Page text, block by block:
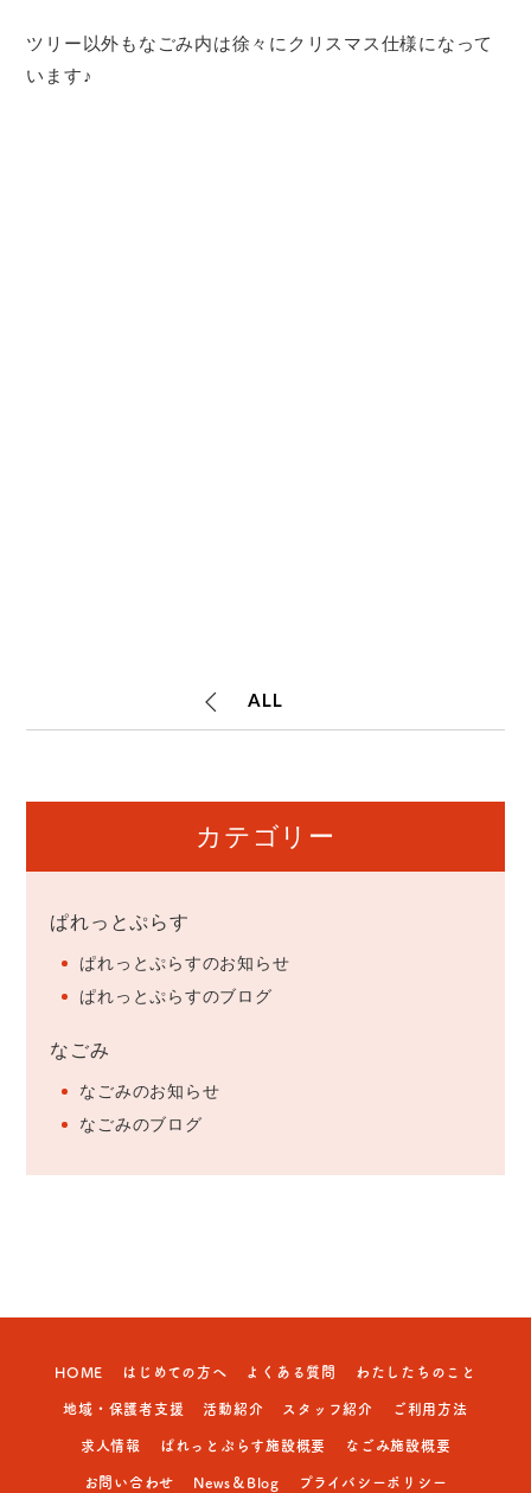
ツリー以外もなごみ内は徐々にクリスマス仕様になって
います♪
ALL
カテゴリー
ぱれっとぷらす
ぱれっとぷらすのお知らせ
ぱれっとぷらすのブログ
なごみ
なごみのお知らせ
なごみのブログ
HOME はじめての方へ よくある質問
わたしたちのこと
地域・保護者支援
活動紹介 スタッフ紹介
ご利用方法
求人情報
ぱれっとぷらす施設概要
なごみ施設概要
お問い合わせ
News＆Blog プライバシーポリシー